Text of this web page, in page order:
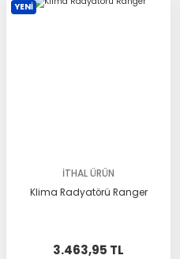
YENİ
İTHAL ÜRÜN
Klima Radyatörü Ranger
3.463,95 TL